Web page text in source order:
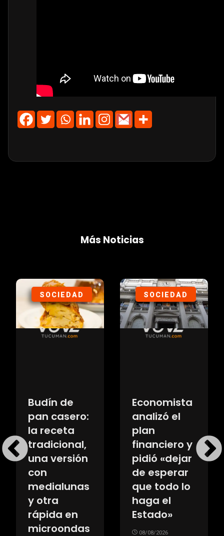
Más Noticias
SOCIEDAD
Budín de
pan casero:
la receta
tradicional,
una versión
con
medialunas
y otra
rápida en
microondas
SOCIEDAD
Economista
analizó el
plan
financiero y
pidió «dejar
de esperar
que todo lo
haga el
Estado»
08/08/2026